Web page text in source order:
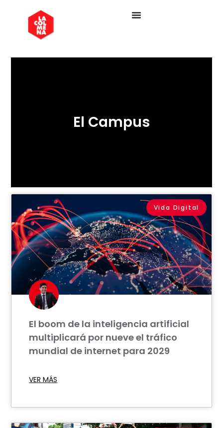
El Campus
Vida Digital
El boom de la inteligencia artificial
multiplicará por nueve el tráfico
mundial de internet para 2029
VER MÁS